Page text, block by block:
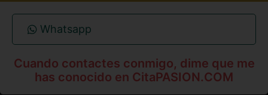
Whatsapp
Cuando contactes conmigo, dime que me
has conocido en CitaPASION.COM